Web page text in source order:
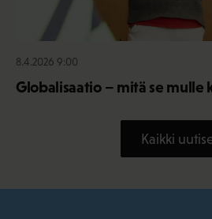
8.4.2026 9:00
Globalisaatio – mitä se mulle
Kaikki